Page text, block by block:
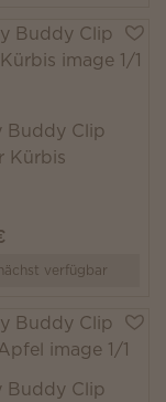
Buddy Clip
Kürbis
verfügbar
Buddy Clip